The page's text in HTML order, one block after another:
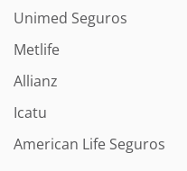
Unimed Seguros
Metlife
Allianz
Icatu
American Life Seguros